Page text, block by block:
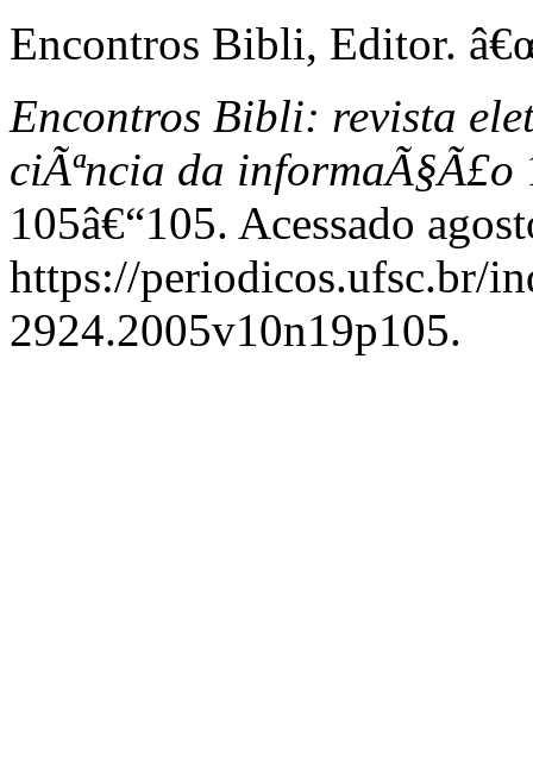
Encontros Bibli, Editor.
Encontros Bibli: revista
ciÃªncia da informaÃ§Ã£o
105â€“105. Acessado
https://periodicos.ufsc.br/
2924.2005v10n19p105.